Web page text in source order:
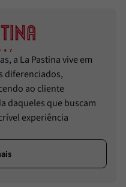
a La Pastina vive em
diferenciados,
ao cliente
daqueles que buscam
experiência